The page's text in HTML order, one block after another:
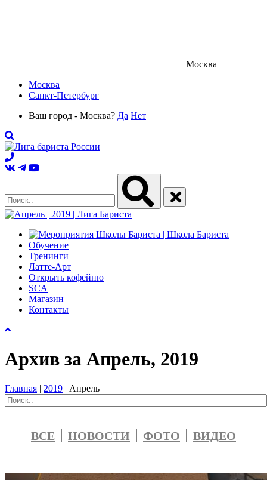
Москва
Москва
Санкт-Петербург
Ваш город - Москва? Да Нет
Обучение
Тренинги
Латте-Арт
Открыть кофейню
SCA
Магазин
Контакты
Архив за Апрель, 2019
Главная | 2019 | Апрель
ВСЕ НОВОСТИ ФОТО ВИДЕО